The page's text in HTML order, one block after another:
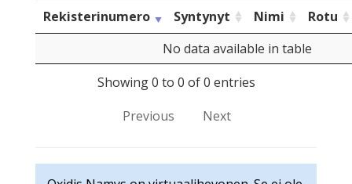
Rekisterinumero
Syntynyt Nimi
Rotu
No data available in table
Showing 0 to 0 of 0 entries
Previous
Next